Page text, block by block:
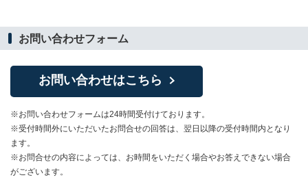
お問い合わせフォーム
お問い合わせはこちら
※お問い合わせフォームは24時間受付けております。
※受付時間外にいただいたお問合せの回答は、翌日以降の受付時間内となり
ます。
※お問合せの内容によっては、お時間をいただく場合やお答えできない場合
がございます。